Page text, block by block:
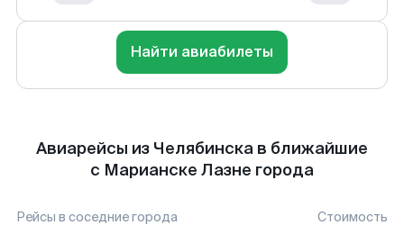
Найти авиабилеты
Авиарейсы из Челябинска в ближайшие
с Марианске Лазне города
Рейсы в соседние города Стоимость